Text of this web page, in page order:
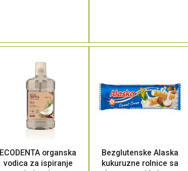
ECODENTA organska
vodica za ispiranje
Bezglutenske Alaska
kukuruzne rolnice sa